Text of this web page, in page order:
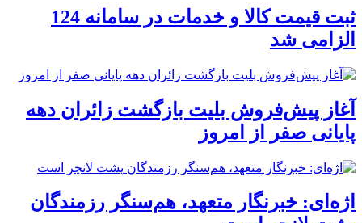
ثبت قیمت کالا و خدمات در سامانه 124
الزامی شد
آغاز پیش‌فروش بلیت بازگشت زائران دهه
پایانی صفر از امروز
اژه‌ای: خبرنگار متعهد، هم‌سنگر رزمندگان